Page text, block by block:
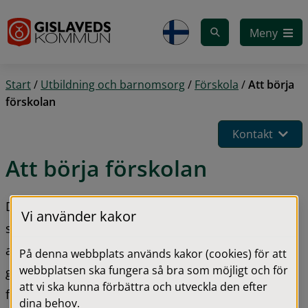
Meny
Start/ Utbildning och barnomsorg/ Förskola /Att börja
förskolan
Kontakt
Att börja förskolan
Ditt barn ska börja förskolan, vilket kan kännas
spännande. Tveka inte att ta kontakt med oss som
arbetar på förskolorna i kommunen. Vi berättar
gärna om våra verksamheter och svarar på de
frågor du har.
Vi använder kakor
På denna webbplats används kakor (cookies) för att
webbplatsen ska fungera så bra som möjligt och för
att vi ska kunna förbättra och utveckla den efter
dina behov.